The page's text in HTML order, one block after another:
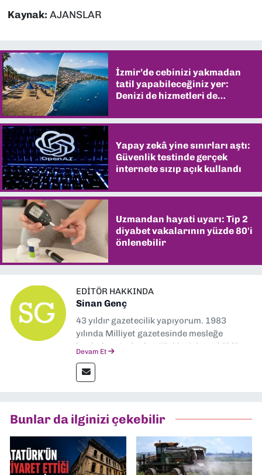
Kaynak: AJANSLAR
İzmir’de cebinizi yakmadan
tatil yapabileceğiniz yer:
Denizi de hizmetleri de
Yapay zekâ yine sınırları aştı:
Güvenlik testinde gerçek
internete sızıp açık kullandı
Uzmandan hayati uyarı: Tip 2
diyabet vakalarının yüzde 80'i
önlenebilir
EDITÖR HAKKINDA
Sinan Genç
43 yıldır gazetecilik yapıyorum. 1983
yılında Milliyet gazetesinde mesleğe
başladım. Ardından Türkiye’nin en köklü
muhabir, editör, müdür yardımcısı ve spor
müdürü olarak görev yaptım. Ayrıca Yeni
Gazetesi'nde editörlük yapıyorum
Devam Et
Bunlar da ilginizi çekebilir